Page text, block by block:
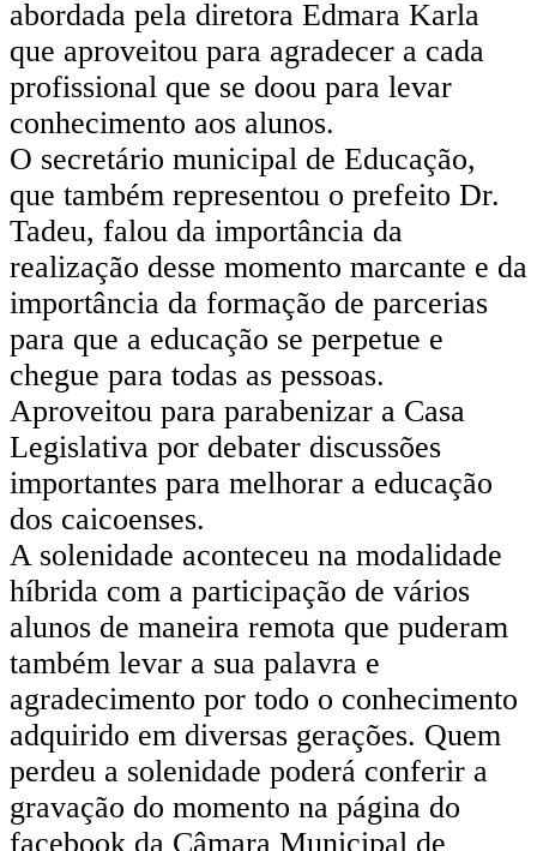
abordada pela diretora Edmara Karla
que aproveitou para agradecer a cada
profissional que se doou para levar
conhecimento aos alunos.
O secretário municipal de Educação,
que também representou o prefeito Dr.
Tadeu, falou da importância da
realização desse momento marcante e da
importância da formação de parcerias
para que a educação se perpetue e
chegue para todas as pessoas.
Aproveitou para parabenizar a Casa
Legislativa por debater discussões
importantes para melhorar a educação
dos caicoenses.
A solenidade aconteceu na modalidade
híbrida com a participação de vários
alunos de maneira remota que puderam
também levar a sua palavra e
agradecimento por todo o conhecimento
adquirido em diversas gerações. Quem
perdeu a solenidade poderá conferir a
gravação do momento na página do
facebook da Câmara Municipal de